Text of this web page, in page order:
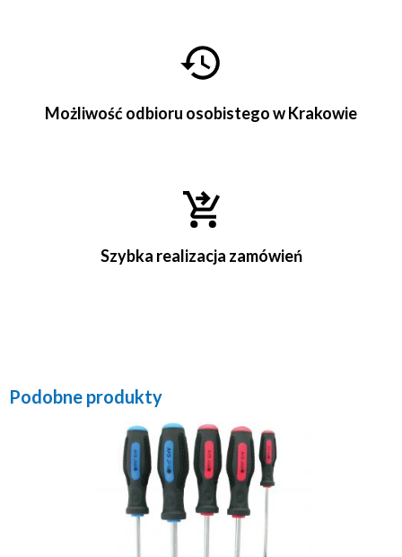
Możliwość odbioru osobistego w Krakowie
Szybka realizacja zamówień
Podobne produkty